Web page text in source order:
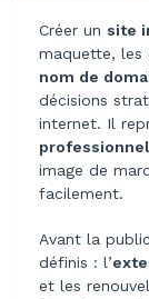
Créer un site
maquette, les
nom de
décisions
internet. Il
image de
facilement.
Avant la
définis : l’
et les